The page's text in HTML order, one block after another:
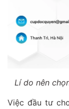
Lí do nên
Việc đầu tư